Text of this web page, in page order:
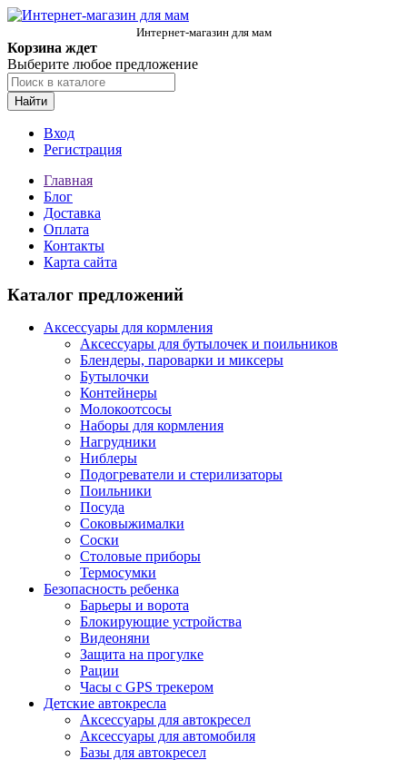
Интернет-магазин для мам
Корзина ждет
Выберите любое предложение
Найти
Вход
Регистрация
Главная
Блог
Доставка
Оплата
Контакты
Карта сайта
Каталог предложений
Аксессуары для кормления
Аксессуары для бутылочек и поильников
Блендеры, пароварки и миксеры
Бутылочки
Контейнеры
Молокоотсосы
Наборы для кормления
Нагрудники
Ниблеры
Подогреватели и стерилизаторы
Поильники
Посуда
Соковыжималки
Соски
Столовые приборы
Термосумки
Безопасность ребенка
Барьеры и ворота
Блокирующие устройства
Видеоняни
Защита на прогулке
Рации
Часы с GPS трекером
Детские автокресла
Аксессуары для автокресел
Аксессуары для автомобиля
Базы для автокресел